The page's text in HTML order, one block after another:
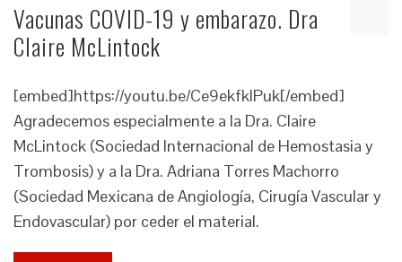
Vacunas COVID-19 y embarazo. Dra
Claire McLintock
[embed]https://youtu.be/Ce9ekfklPuk[/embed]
Agradecemos especialmente a la Dra. Claire
McLintock (Sociedad Internacional de Hemostasia y
Trombosis) y a la Dra. Adriana Torres Machorro
(Sociedad Mexicana de Angiología, Cirugía Vascular y
Endovascular) por ceder el material.